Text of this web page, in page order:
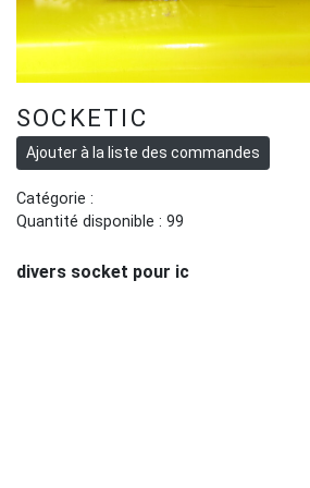
SOCKETIC
Catégorie :
Quantité disponible : 99
divers socket pour ic